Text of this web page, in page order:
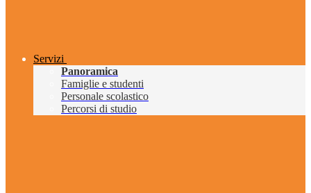
Servizi
Panoramica
Famiglie e studenti
Personale scolastico
Percorsi di studio